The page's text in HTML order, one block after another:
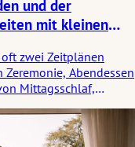
und der
mit kleinen
zwei Zeitplänen
Abendessen
Mittagsschlaf,
den Tag auf